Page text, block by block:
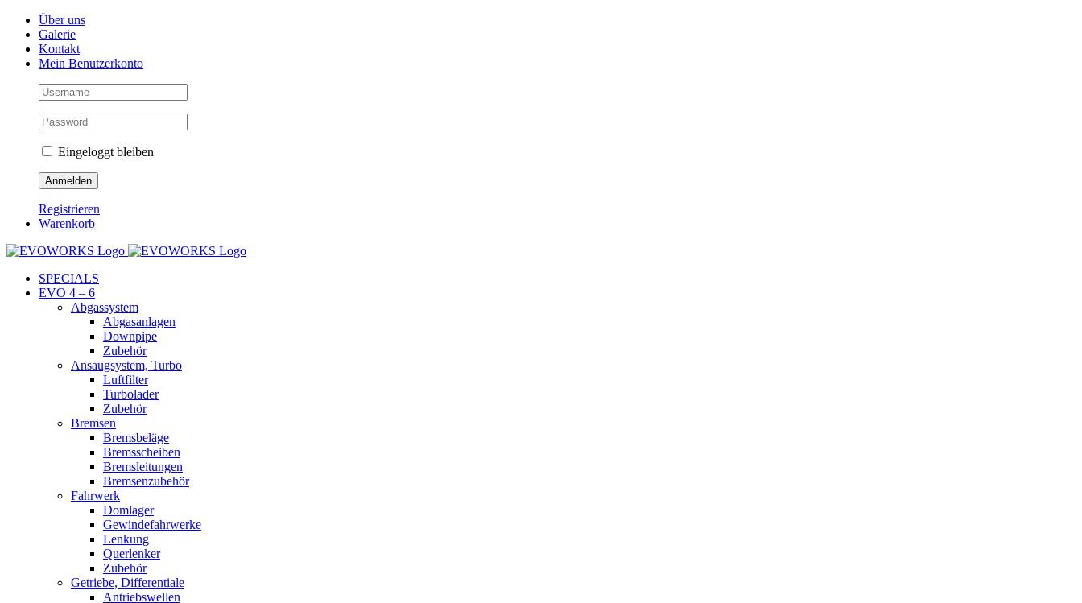
Skip
content
Facebook
Instagram
YouTubeÜber uns
Galerie
Kontakt
Mein Benutzerkonto
Eingeloggt bleiben
Registrieren
Warenkorb
SPECIALS
EVO 4 – 6
Abgassystem
Abgasanlagen
Downpipe
Zubehör
Ansaugsystem, Turbo
Luftfilter
Turbolader
Zubehör
Bremsen
Bremsbeläge
Bremsscheiben
Bremsleitungen
Bremsenzubehör
Fahrwerk
Domlager
Gewindefahrwerke
Lenkung
Querlenker
Zubehör
Getriebe, Differentiale
Antriebswellen